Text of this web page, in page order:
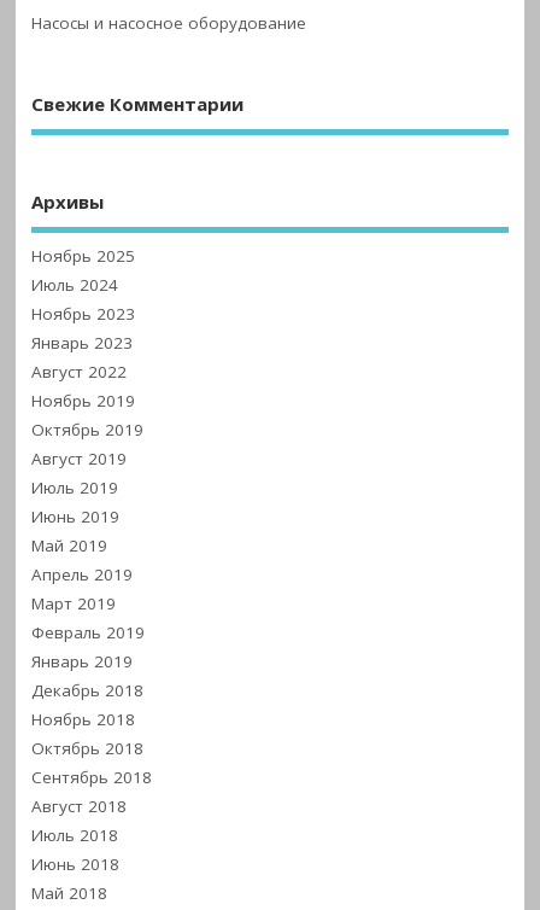
Насосы и насосное оборудование
Свежие Комментарии
Архивы
Ноябрь 2025
Июль 2024
Ноябрь 2023
Январь 2023
Август 2022
Ноябрь 2019
Октябрь 2019
Август 2019
Июль 2019
Июнь 2019
Май 2019
Апрель 2019
Март 2019
Февраль 2019
Январь 2019
Декабрь 2018
Ноябрь 2018
Октябрь 2018
Сентябрь 2018
Август 2018
Июль 2018
Июнь 2018
Май 2018